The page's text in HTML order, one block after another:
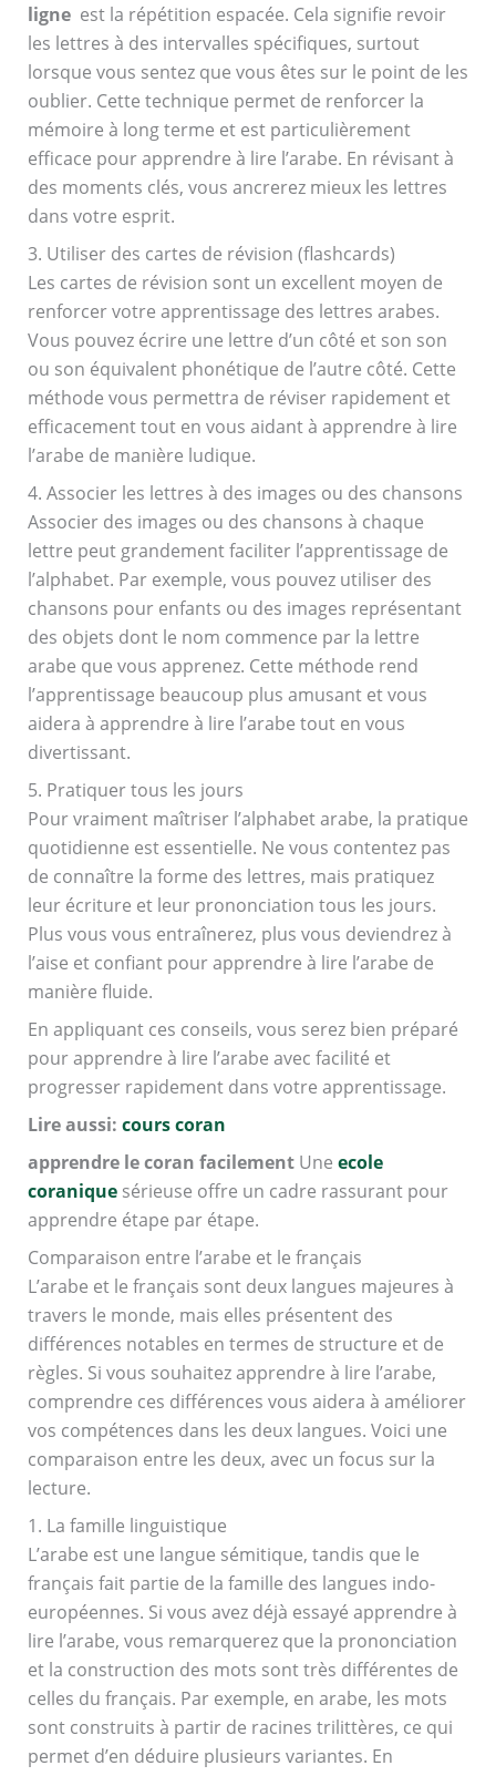
ligneest la répétition espacée. Cela signifie revoir
les lettres à des intervalles spécifiques, surtout
lorsque vous sentez que vous êtes sur le point de les
oublier. Cette technique permet de renforcer la
mémoire à long terme et est particulièrement
efficace pour apprendre à lire l’arabe. En révisant à
des moments clés, vous ancrerez mieux les lettres
dans votre esprit.
3. Utiliser des cartes de révision (flashcards)
Les cartes de révision sont un excellent moyen de
renforcer votre apprentissage des lettres arabes.
Vous pouvez écrire une lettre d’un côté et son son
ou son équivalent phonétique de l’autre côté. Cette
méthode vous permettra de réviser rapidement et
efficacement tout en vous aidant à apprendre à lire
l’arabe de manière ludique.
4. Associer les lettres à des images ou des chansons
Associer des images ou des chansons à chaque
lettre peut grandement faciliter l’apprentissage de
l’alphabet. Par exemple, vous pouvez utiliser des
chansons pour enfants ou des images représentant
des objets dont le nom commence par la lettre
arabe que vous apprenez. Cette méthode rend
l’apprentissage beaucoup plus amusant et vous
aidera à apprendre à lire l’arabe tout en vous
divertissant.
5. Pratiquer tous les jours
Pour vraiment maîtriser l’alphabet arabe, la pratique
quotidienne est essentielle. Ne vous contentez pas
de connaître la forme des lettres, mais pratiquez
leur écriture et leur prononciation tous les jours.
Plus vous vous entraînerez, plus vous deviendrez à
l’aise et confiant pour apprendre à lire l’arabe de
manière fluide.
En appliquant ces conseils, vous serez bien préparé
pour apprendre à lire l’arabe avec facilité et
progresser rapidement dans votre apprentissage.
Lire aussi: cours coran
apprendre le coran facilementUne ecole
coraniquesérieuse offre un cadre rassurant pour
apprendre étape par étape.
Comparaison entre l’arabe et le français
L’arabe et le français sont deux langues majeures à
travers le monde, mais elles présentent des
différences notables en termes de structure et de
règles. Si vous souhaitez apprendre à lire l’arabe,
comprendre ces différences vous aidera à améliorer
vos compétences dans les deux langues. Voici une
comparaison entre les deux, avec un focus sur la
lecture.
1. La famille linguistique
L’arabe est une langue sémitique, tandis que le
français fait partie de la famille des langues indo-
européennes. Si vous avez déjà essayé apprendre à
lire l’arabe, vous remarquerez que la prononciation
et la construction des mots sont très différentes de
celles du français. Par exemple, en arabe, les mots
sont construits à partir de racines trilittères, ce qui
permet d’en déduire plusieurs variantes. En